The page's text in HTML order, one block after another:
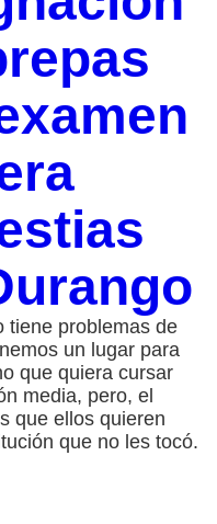
tiene problemas de
un lugar para
que quiera cursar
media, pero, el
que ellos quieren
que no les tocó.